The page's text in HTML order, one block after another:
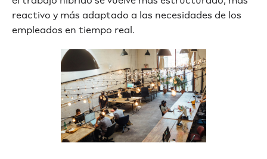
reactivo y más adaptado a las necesidades de los
empleados en tiempo real.